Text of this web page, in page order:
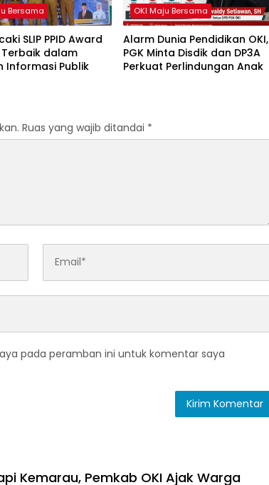
Bersama
SLIP PPID Award
Terbaik dalam
Informasi Publik
OKI Maju Bersama
Alarm Dunia Pendidikan OKI,
PGK Minta Disdik dan DP3A
Perkuat Perlindungan Anak
Ruas yang wajib ditandai *
pada peramban ini untuk komentar saya
Kemarau, Pemkab OKI Ajak Warga